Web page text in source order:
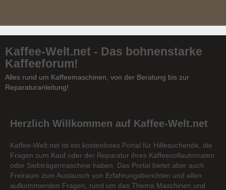
Kaffee-Welt.net - Das bohnenstarke
Kaffeeforum!
Alles rund um Kaffeemaschinen, von der Beratung bis zur
Reparaturanleitung!
Herzlich Willkommen auf Kaffee-Welt.net
Kaffee-Welt.net ist ein kostenloses Portal für Hilfesuchende, die
Fragen zum Kauf oder der Reparatur ihres Kaffeevollautomaten
oder Siebträgermaschine haben. Das Portal bietet aber auch
Freiraum zum Austausch von Erfahrungsberichten und allen
aufkommenden Fragen, rund um das Thema Maschinen und